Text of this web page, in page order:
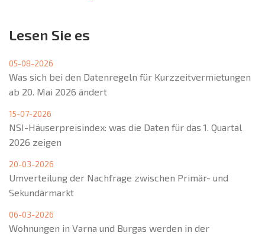
Lesen Sie es
05-08-2026
Was sich bei den Datenregeln für Kurzzeitvermietungen
ab 20. Mai 2026 ändert
15-07-2026
NSI-Häuserpreisindex: was die Daten für das 1. Quartal
2026 zeigen
20-03-2026
Umverteilung der Nachfrage zwischen Primär- und
Sekundärmarkt
06-03-2026
Wohnungen in Varna und Burgas werden in der